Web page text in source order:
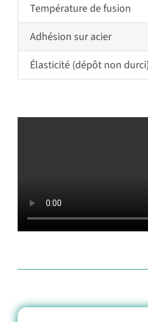
Température de fusion
Adhésion sur acier
Élasticité (dépôt non durci)